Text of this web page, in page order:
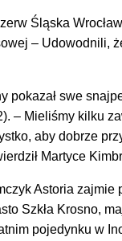
Śląska
– Udowodnili,
pokazał swe
– Mieliśmy kilku
aby dobrze
Martyce
Astoria
Szkła Krosno,
pojedynku w